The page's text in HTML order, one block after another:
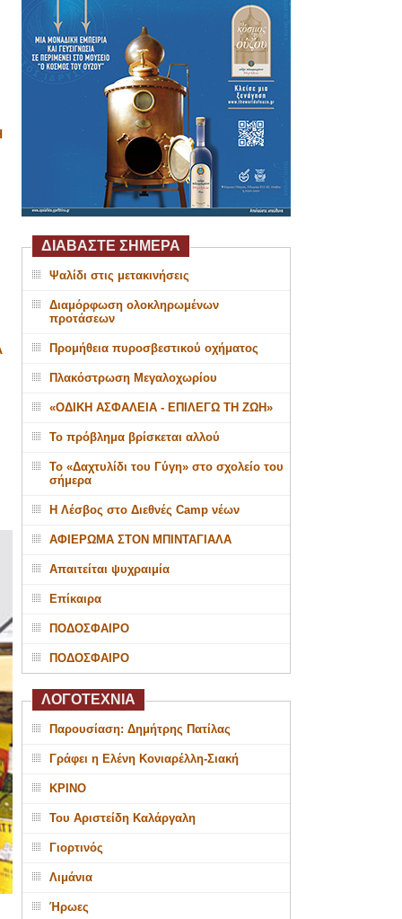
ΔΙΑΒΑΣΤΕ ΣΗΜΕΡΑ
Ψαλίδι στις μετακινήσεις
Διαμόρφωση ολοκληρωμένων
προτάσεων
Προμήθεια πυροσβεστικού οχήματος
Πλακόστρωση Μεγαλοχωρίου
«ΟΔΙΚΗ ΑΣΦΑΛΕΙΑ - ΕΠΙΛΕΓΩ ΤΗ ΖΩΗ»
Το πρόβλημα βρίσκεται αλλού
Το «Δαχτυλίδι του Γύγη» στο σχολείο του
σήμερα
Η Λέσβος στο Διεθνές Camp νέων
ΑΦΙΕΡΩΜΑ ΣΤΟΝ ΜΠΙΝΤΑΓΙΑΛΑ
Απαιτείται ψυχραιμία
Επίκαιρα
ΠΟΔΟΣΦΑΙΡΟ
ΠΟΔΟΣΦΑΙΡΟ
ΛΟΓΟΤΕΧΝΙΑ
Παρουσίαση: Δημήτρης Πατίλας
Γράφει η Ελένη Κονιαρέλλη-Σιακή
ΚΡΙΝΟ
Του Αριστείδη Καλάργαλη
Γιορτινός
Λιμάνια
Ήρωες